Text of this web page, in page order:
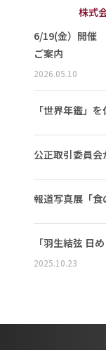
株式
6/19(金）開催
ご案内
2026.05.10
「世界年鑑」
公正取引委員
報道写真展「
「羽生結弦 日
2025.10.23